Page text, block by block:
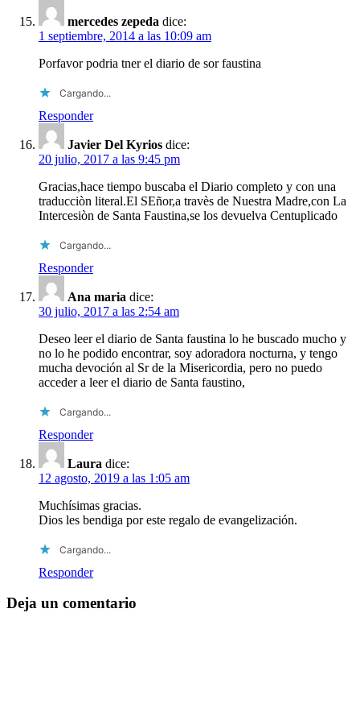
mercedes zepeda dice:
1 septiembre, 2014 a las 10:09 am
Porfavor podria tner el diario de sor faustina
Cargando...
Responder
Javier Del Kyrios dice:
20 julio, 2017 a las 9:45 pm
Gracias,hace tiempo buscaba el Diario completo y con una
traducciòn literal.El SEñor,a travès de Nuestra Madre,con La
Intercesiòn de Santa Faustina,se los devuelva Centuplicado
Cargando...
Responder
Ana maria dice:
30 julio, 2017 a las 2:54 am
Deseo leer el diario de Santa faustina lo he buscado mucho y
no lo he podido encontrar, soy adoradora nocturna, y tengo
mucha devoción al Sr de la Misericordia, pero no puedo
acceder a leer el diario de Santa faustino,
Cargando...
Responder
Laura dice:
12 agosto, 2019 a las 1:05 am
Muchísimas gracias.
Dios les bendiga por este regalo de evangelización.
Cargando...
Responder
Deja un comentario